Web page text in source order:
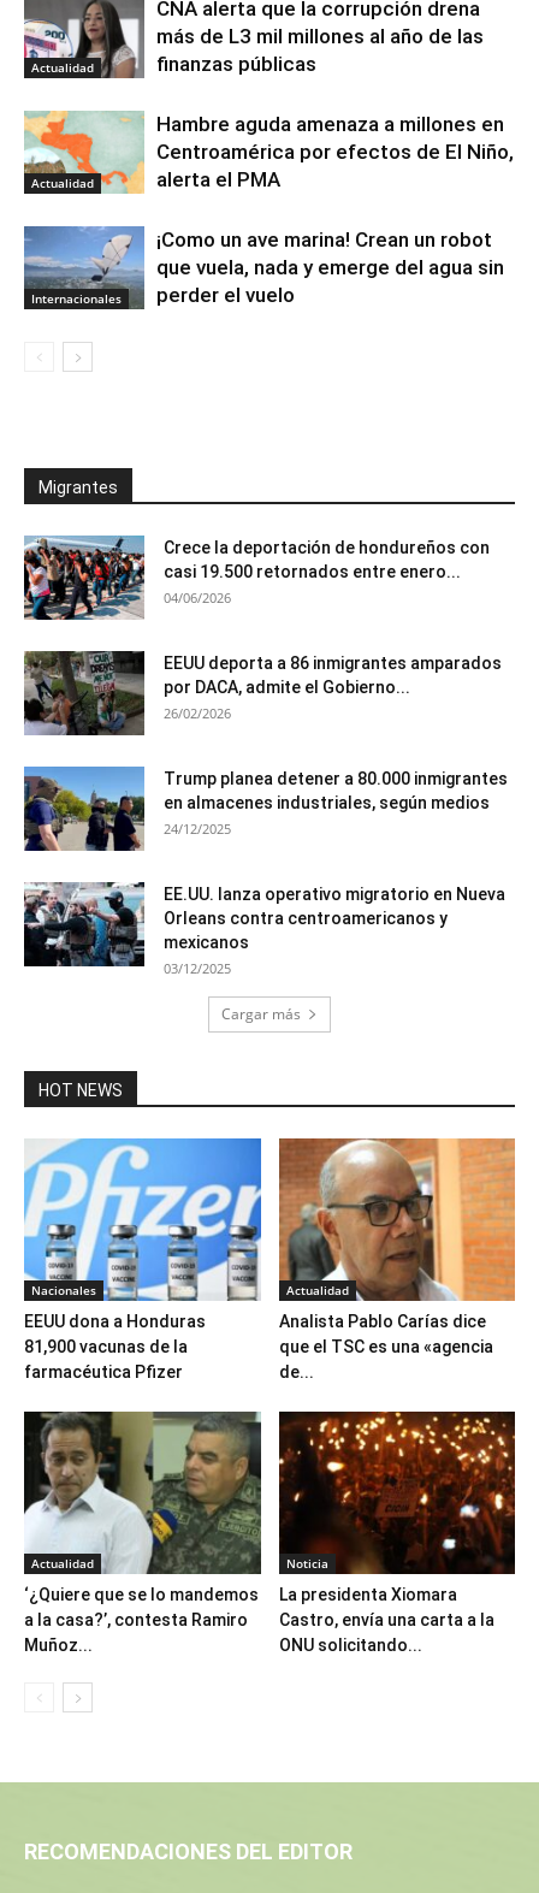
Actualidad
CNA alerta que la corrupción drena
más de L3 mil millones al año de las
finanzas públicas
Actualidad
Hambre aguda amenaza a millones en
Centroamérica por efectos de El Niño,
alerta el PMA
Internacionales
¡Como un ave marina! Crean un robot
que vuela, nada y emerge del agua sin
perder el vuelo
Migrantes
Crece la deportación de hondureños con
casi 19.500 retornados entre enero...
04/06/2026
EEUU deporta a 86 inmigrantes amparados
por DACA, admite el Gobierno...
26/02/2026
Trump planea detener a 80.000 inmigrantes
en almacenes industriales, según medios
24/12/2025
EE.UU. lanza operativo migratorio en Nueva
Orleans contra centroamericanos y
mexicanos
03/12/2025
Cargar más
HOT NEWS
Nacionales
EEUU dona a Honduras
81,900 vacunas de la
farmacéutica Pfizer
Actualidad
Analista Pablo Carías dice
que el TSC es una «agencia
de...
Actualidad
‘¿Quiere que se lo mandemos
a la casa?’, contesta Ramiro
Muñoz...
Noticia
La presidenta Xiomara
Castro, envía una carta a la
ONU solicitando...
RECOMENDACIONES DEL EDITOR